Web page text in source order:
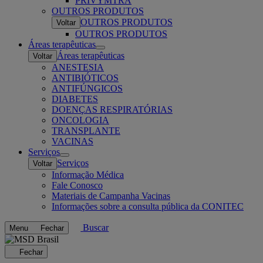
OUTROS PRODUTOS
Voltar OUTROS PRODUTOS
OUTROS PRODUTOS
Áreas terapêuticas
Open
submenu
Voltar Áreas terapêuticas
ANESTESIA
ANTIBIÓTICOS
ANTIFÚNGICOS
DIABETES
DOENÇAS RESPIRATÓRIAS
ONCOLOGIA
TRANSPLANTE
VACINAS
Serviços
Open
submenu
Voltar Serviços
Informação Médica
Fale Conosco
Materiais de Campanha Vacinas
Informações sobre a consulta pública da CONITEC
Menu Fechar
Buscar
Carregando...
Fechar